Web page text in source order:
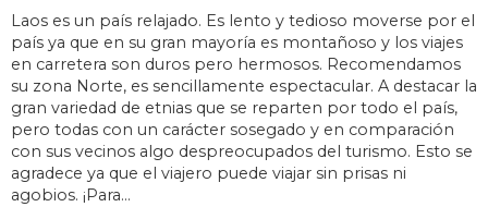
Laos es un país relajado. Es lento y tedioso moverse por el
país ya que en su gran mayoría es montañoso y los viajes
en carretera son duros pero hermosos. Recomendamos
su zona Norte, es sencillamente espectacular. A destacar la
gran variedad de etnias que se reparten por todo el país,
pero todas con un carácter sosegado y en comparación
con sus vecinos algo despreocupados del turismo. Esto se
agradece ya que el viajero puede viajar sin prisas ni
agobios. ¡Para…